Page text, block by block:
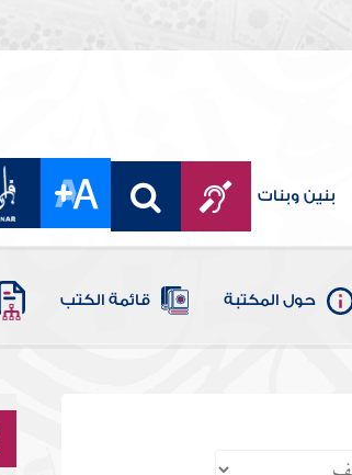
بنين وبنات
حول المكتبة قائمة الكتب